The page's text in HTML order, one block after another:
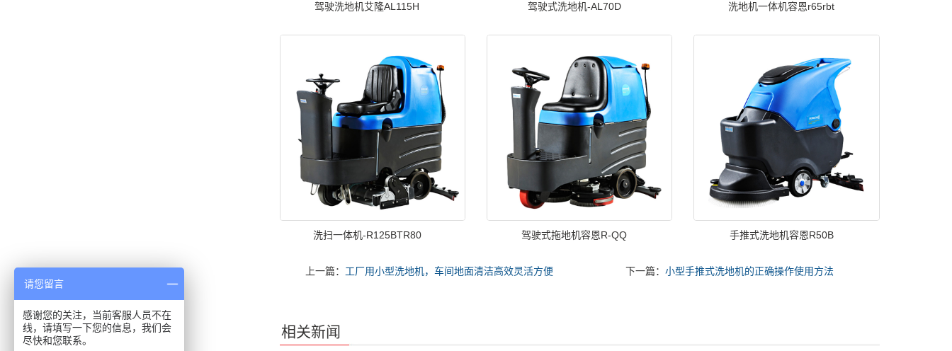
驾驶洗地机艾隆AL115H 驾驶式洗地机-AL70D 洗地机一体机容恩r65rbt
洗扫一体机-R125BTR80 驾驶式拖地机容恩R-QQ 手推式洗地机容恩R50B
上一篇： 工厂用小型洗地机，车间地面清洁高效灵活方便 下一篇：小型手推式洗地机的正确操作使用方法
相关新闻
请您留言
感谢您的关注，当前客服人员不在
线，请填写一下您的信息，我们会
尽快和您联系。